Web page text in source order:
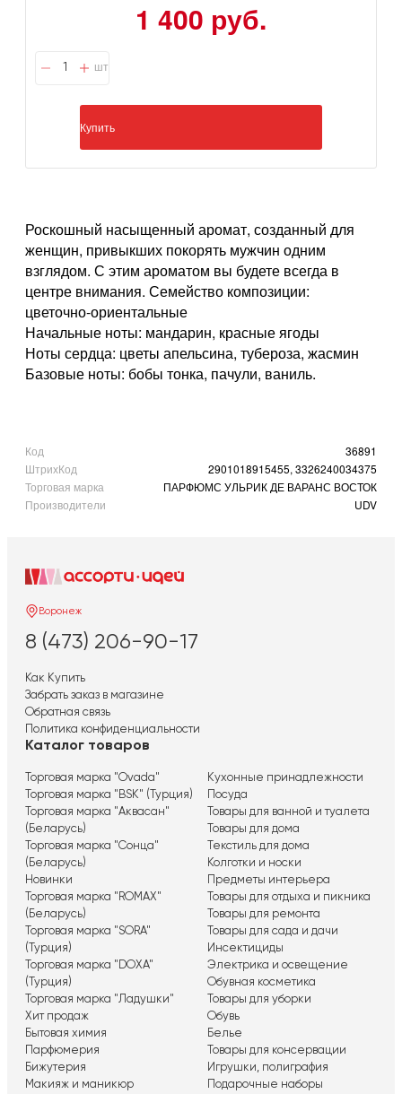
1 400 руб.
шт
Купить
Роскошный насыщенный аромат, созданный для
женщин, привыкших покорять мужчин одним
взглядом. С этим ароматом вы будете всегда в
центре внимания. Семейство композиции:
цветочно-ориентальные
Начальные ноты: мандарин, красные ягоды
Ноты сердца: цветы апельсина, тубероза, жасмин
Базовые ноты: бобы тонка, пачули, ваниль.
Код
36891
ШтрихКод
2901018915455, 3326240034375
Торговая марка
ПАРФЮМС УЛЬРИК ДЕ ВАРАНС ВОСТОК
Производители
UDV
Воронеж
8 (473) 206-90-17
Как Купить
Забрать заказ в магазине
Обратная связь
Политика конфиденциальности
Каталог товаров
Торговая марка "Ovada"
Торговая марка "BSK" (Турция)
Торговая марка "Аквасан"
(Беларусь)
Торговая марка "Сонца"
(Беларусь)
Новинки
Торговая марка "ROMAX"
(Беларусь)
Торговая марка "SORA"
(Турция)
Торговая марка "DOXA"
(Турция)
Торговая марка "Ладушки"
Хит продаж
Бытовая химия
Парфюмерия
Бижутерия
Макияж и маникюр
Кухонные принадлежности
Посуда
Товары для ванной и туалета
Товары для дома
Текстиль для дома
Колготки и носки
Предметы интерьера
Товары для отдыха и пикника
Товары для ремонта
Товары для сада и дачи
Инсектициды
Электрика и освещение
Обувная косметика
Товары для уборки
Обувь
Белье
Товары для консервации
Игрушки, полиграфия
Подарочные наборы